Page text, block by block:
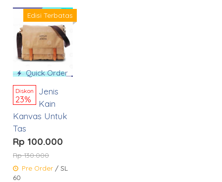
Quick Order
Edisi Terbatas
Diskon
23%
Jenis
Kain
Kanvas Untuk
Tas
Rp 100.000
Rp 130.000
Pre Order / SL
60